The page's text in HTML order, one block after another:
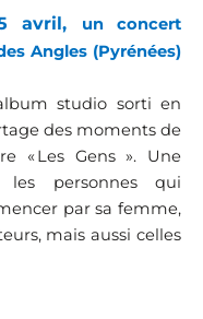
avril,
un concert
Angles (Pyrénées)
studio sorti en
des moments de
« Les Gens ». Une
personnes qui
par sa femme,
mais aussi celles